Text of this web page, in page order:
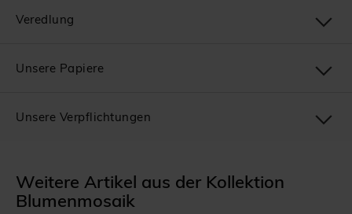
Weitere Artikel aus der Kollektion
Blumenmosaik
Veredlung
Unsere Papiere
Unsere Verpflichtungen